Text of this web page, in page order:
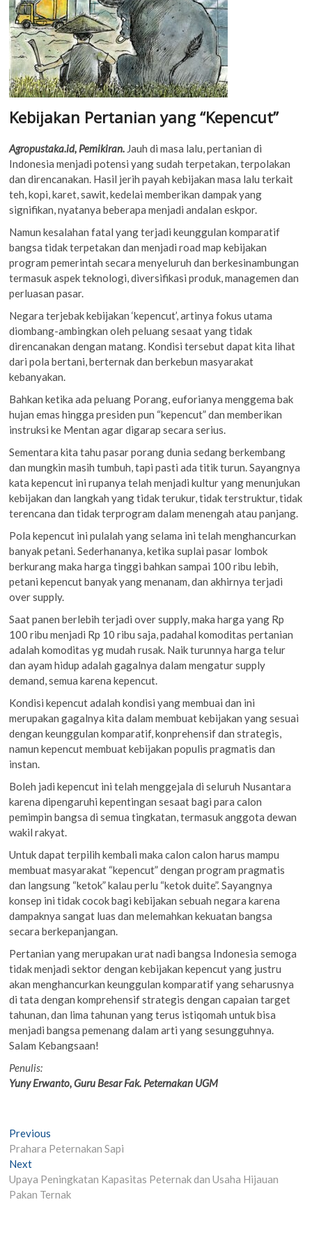
Kebijakan Pertanian yang “Kepencut”
Agropustaka.id, Pemikiran. Jauh di masa lalu, pertanian di
Indonesia menjadi potensi yang sudah terpetakan, terpolakan
dan direncanakan. Hasil jerih payah kebijakan masa lalu terkait
teh, kopi, karet, sawit, kedelai memberikan dampak yang
signifikan, nyatanya beberapa menjadi andalan eskpor.
Namun kesalahan fatal yang terjadi keunggulan komparatif
bangsa tidak terpetakan dan menjadi road map kebijakan
program pemerintah secara menyeluruh dan berkesinambungan
termasuk aspek teknologi, diversifikasi produk, managemen dan
perluasan pasar.
Negara terjebak kebijakan ‘kepencut’, artinya fokus utama
diombang-ambingkan oleh peluang sesaat yang tidak
direncanakan dengan matang. Kondisi tersebut dapat kita lihat
dari pola bertani, berternak dan berkebun masyarakat
kebanyakan.
Bahkan ketika ada peluang Porang, euforianya menggema bak
hujan emas hingga presiden pun “kepencut” dan memberikan
instruksi ke Mentan agar digarap secara serius.
Sementara kita tahu pasar porang dunia sedang berkembang
dan mungkin masih tumbuh, tapi pasti ada titik turun. Sayangnya
kata kepencut ini rupanya telah menjadi kultur yang menunjukan
kebijakan dan langkah yang tidak terukur, tidak terstruktur, tidak
terencana dan tidak terprogram dalam menengah atau panjang.
Pola kepencut ini pulalah yang selama ini telah menghancurkan
banyak petani. Sederhananya, ketika suplai pasar lombok
berkurang maka harga tinggi bahkan sampai 100 ribu lebih,
petani kepencut banyak yang menanam, dan akhirnya terjadi
over supply.
Saat panen berlebih terjadi over supply, maka harga yang Rp
100 ribu menjadi Rp 10 ribu saja, padahal komoditas pertanian
adalah komoditas yg mudah rusak. Naik turunnya harga telur
dan ayam hidup adalah gagalnya dalam mengatur supply
demand, semua karena kepencut.
Kondisi kepencut adalah kondisi yang membuai dan ini
merupakan gagalnya kita dalam membuat kebijakan yang sesuai
dengan keunggulan komparatif, konprehensif dan strategis,
namun kepencut membuat kebijakan populis pragmatis dan
instan.
Boleh jadi kepencut ini telah menggejala di seluruh Nusantara
karena dipengaruhi kepentingan sesaat bagi para calon
pemimpin bangsa di semua tingkatan, termasuk anggota dewan
wakil rakyat.
Untuk dapat terpilih kembali maka calon calon harus mampu
membuat masyarakat “kepencut” dengan program pragmatis
dan langsung “ketok” kalau perlu “ketok duite”. Sayangnya
konsep ini tidak cocok bagi kebijakan sebuah negara karena
dampaknya sangat luas dan melemahkan kekuatan bangsa
secara berkepanjangan.
Pertanian yang merupakan urat nadi bangsa Indonesia semoga
tidak menjadi sektor dengan kebijakan kepencut yang justru
akan menghancurkan keunggulan komparatif yang seharusnya
di tata dengan komprehensif strategis dengan capaian target
tahunan, dan lima tahunan yang terus istiqomah untuk bisa
menjadi bangsa pemenang dalam arti yang sesungguhnya.
Salam Kebangsaan!
Penulis:
Yuny Erwanto, Guru Besar Fak. Peternakan UGM
Post
navigation
Previous
post:
Prahara Peternakan Sapi
NextNext
post:
Upaya Peningkatan Kapasitas Peternak dan Usaha Hijauan
Pakan Ternak